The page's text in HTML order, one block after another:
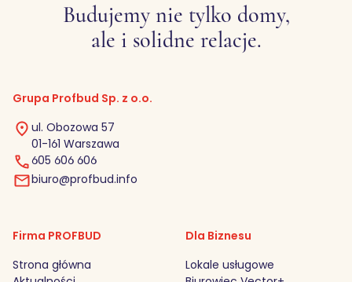
Budujemy nie tylko domy,
ale i solidne relacje.
Grupa Profbud Sp. z o.o.
ul. Obozowa 57
01-161 Warszawa
605 606 606
biuro@profbud.info
Firma PROFBUD
Strona główna
Dla Biznesu
Lokale usługowe